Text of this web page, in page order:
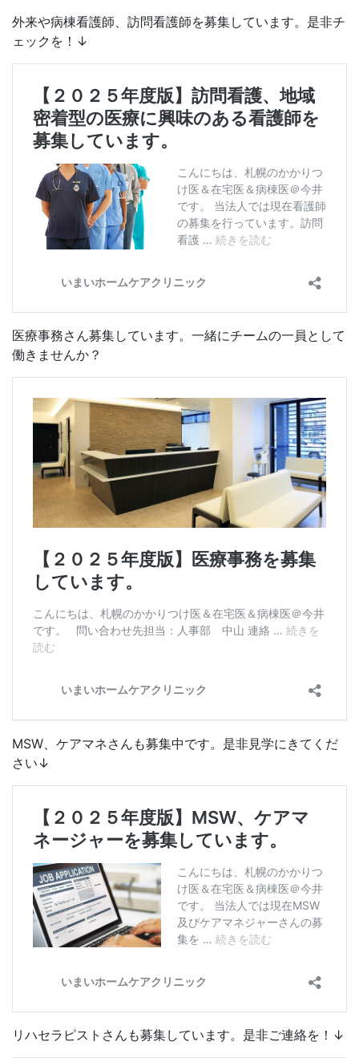
外来や病棟看護師、訪問看護師を募集しています。是非チ
ェックを！↓
医療事務さん募集しています。一緒にチームの一員として
働きませんか？
MSW、ケアマネさんも募集中です。是非見学にきてくだ
さい↓
リハセラピストさんも募集しています。是非ご連絡を！↓